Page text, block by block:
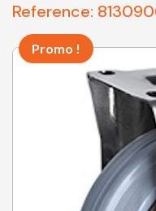
Reference:
Promo !